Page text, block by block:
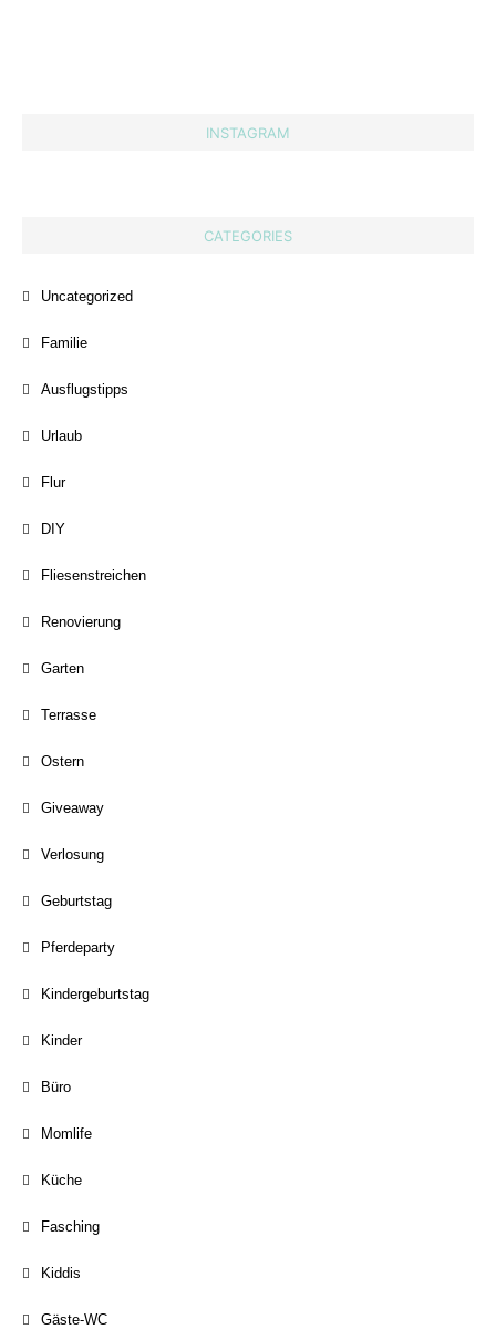
INSTAGRAM
CATEGORIES
Uncategorized
Familie
Ausflugstipps
Urlaub
Flur
DIY
Fliesenstreichen
Renovierung
Garten
Terrasse
Ostern
Giveaway
Verlosung
Geburtstag
Pferdeparty
Kindergeburtstag
Kinder
Büro
Momlife
Küche
Fasching
Kiddis
Gäste-WC